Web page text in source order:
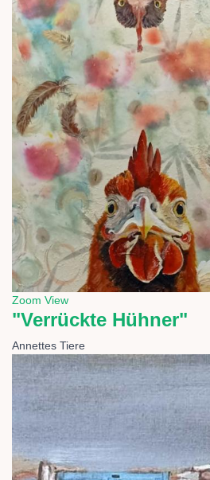
Zoom View
"Verrückte Hühner"
Annettes Tiere